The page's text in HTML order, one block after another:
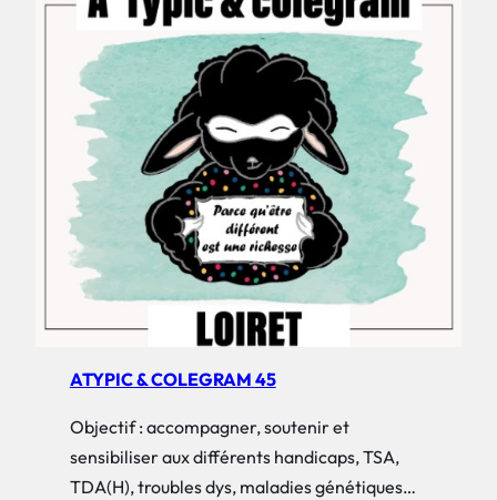
ATYPIC & COLEGRAM 45
Objectif : accompagner, soutenir et
sensibiliser aux différents handicaps, TSA,
TDA(H), troubles dys, maladies génétiques…